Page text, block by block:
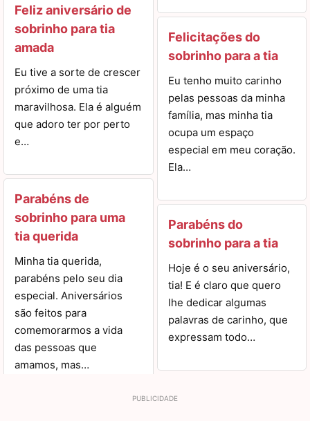
Feliz aniversário de
sobrinho para tia
amada
Eu tive a sorte de crescer
próximo de uma tia
maravilhosa. Ela é alguém
que adoro ter por perto
e…
Parabéns de
sobrinho para uma
tia querida
Minha tia querida,
parabéns pelo seu dia
especial. Aniversários
são feitos para
comemorarmos a vida
das pessoas que
amamos, mas…
Felicitações do
sobrinho para a tia
Eu tenho muito carinho
pelas pessoas da minha
família, mas minha tia
ocupa um espaço
especial em meu coração.
Ela…
Parabéns do
sobrinho para a tia
Hoje é o seu aniversário,
tia! E é claro que quero
lhe dedicar algumas
palavras de carinho, que
expressam todo…